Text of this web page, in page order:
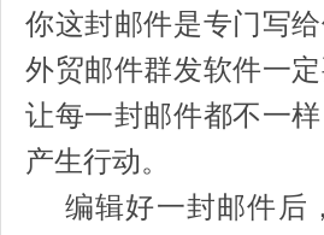
你这封邮件是专门写
外贸邮件群发软件一
让每一封邮件都不一
产生行动。
编辑好一封邮件后